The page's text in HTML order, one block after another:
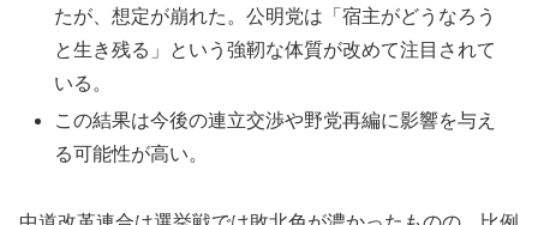
たが、想定が崩れた。公明党は「宿主がどうなろう
と生き残る」という強靭な体質が改めて注目されて
いる。
この結果は今後の連立交渉や野党再編に影響を与え
る可能性が高い。